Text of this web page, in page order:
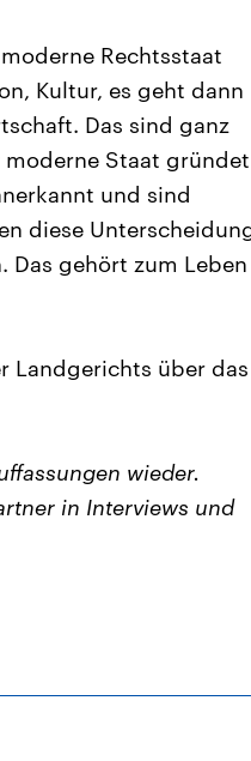
Rechtsstaat
Kultur, es geht dann
Das sind ganz
Staat gründet
und sind
diese
Das gehört zum
Landgerichts über das
wieder.
in Interviews und